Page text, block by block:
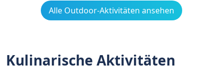
Alle Outdoor-Aktivitäten ansehen
Kulinarische Aktivitäten